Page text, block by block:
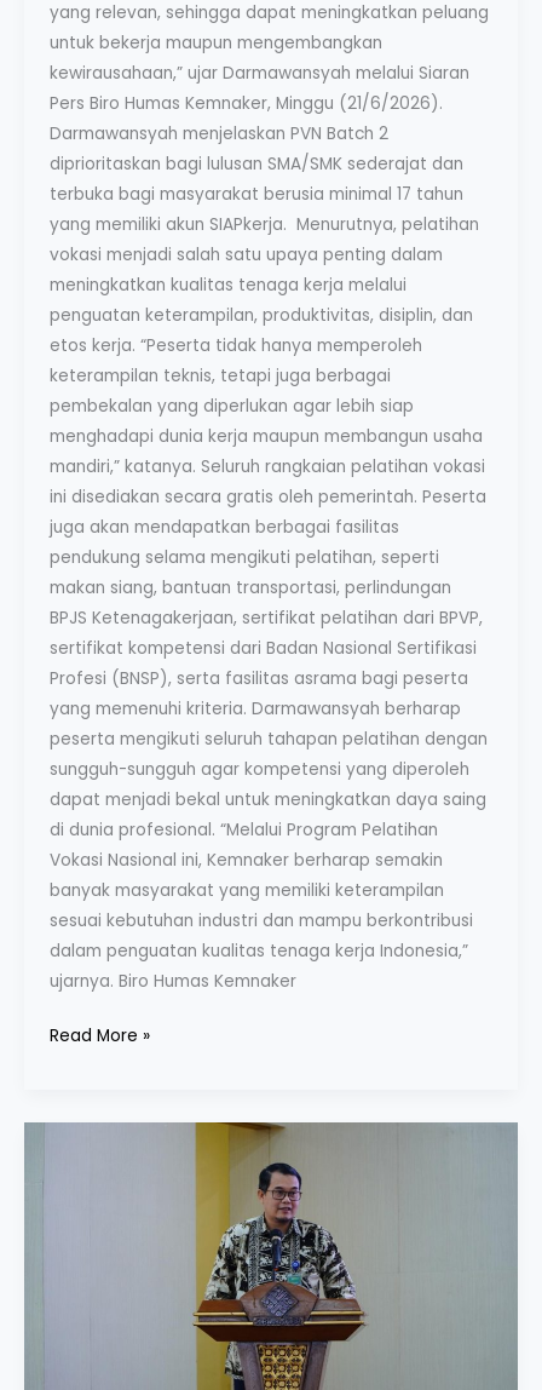
yang relevan, sehingga dapat meningkatkan peluang
untuk bekerja maupun mengembangkan
kewirausahaan,” ujar Darmawansyah melalui Siaran
Pers Biro Humas Kemnaker, Minggu (21/6/2026).
Darmawansyah menjelaskan PVN Batch 2
diprioritaskan bagi lulusan SMA/SMK sederajat dan
terbuka bagi masyarakat berusia minimal 17 tahun
yang memiliki akun SIAPkerja. Menurutnya, pelatihan
vokasi menjadi salah satu upaya penting dalam
meningkatkan kualitas tenaga kerja melalui
penguatan keterampilan, produktivitas, disiplin, dan
etos kerja. “Peserta tidak hanya memperoleh
keterampilan teknis, tetapi juga berbagai
pembekalan yang diperlukan agar lebih siap
menghadapi dunia kerja maupun membangun usaha
mandiri,” katanya. Seluruh rangkaian pelatihan vokasi
ini disediakan secara gratis oleh pemerintah. Peserta
juga akan mendapatkan berbagai fasilitas
pendukung selama mengikuti pelatihan, seperti
makan siang, bantuan transportasi, perlindungan
BPJS Ketenagakerjaan, sertifikat pelatihan dari BPVP,
sertifikat kompetensi dari Badan Nasional Sertifikasi
Profesi (BNSP), serta fasilitas asrama bagi peserta
yang memenuhi kriteria. Darmawansyah berharap
peserta mengikuti seluruh tahapan pelatihan dengan
sungguh-sungguh agar kompetensi yang diperoleh
dapat menjadi bekal untuk meningkatkan daya saing
di dunia profesional. “Melalui Program Pelatihan
Vokasi Nasional ini, Kemnaker berharap semakin
banyak masyarakat yang memiliki keterampilan
sesuai kebutuhan industri dan mampu berkontribusi
dalam penguatan kualitas tenaga kerja Indonesia,”
ujarnya. Biro Humas Kemnaker
Read More »